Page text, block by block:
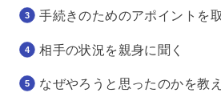
手続きのためのアポイントを
相手の状況を親身に聞く
なぜやろうと思ったのかを教